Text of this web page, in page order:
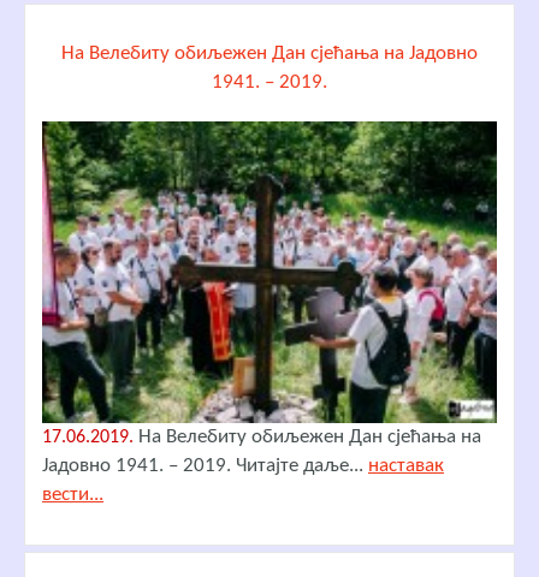
На Велебиту обиљежен Дан сјећања на Јадовно
1941. – 2019.
17.06.2019. На Велебиту обиљежен Дан сјећања на
Јадовно 1941. – 2019. Читајте даље... наставак
вести...